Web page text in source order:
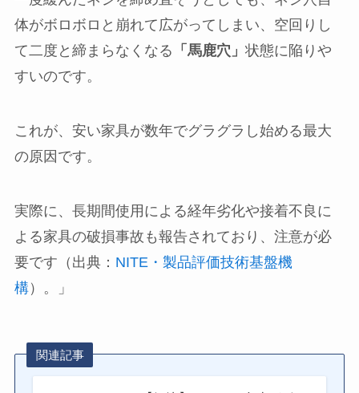
体がボロボロと崩れて広がってしまい、空回りし
て二度と締まらなくなる 「馬鹿穴」 状態に陥りや
すいのです。
これが、安い家具が数年でグラグラし始める最大
の原因です。
実際に、長期間使用による経年劣化や接着不良に
よる家具の破損事故も報告されており、注意が必
要です（出典： NITE・製品評価技術基盤機
構）。」
関連記事